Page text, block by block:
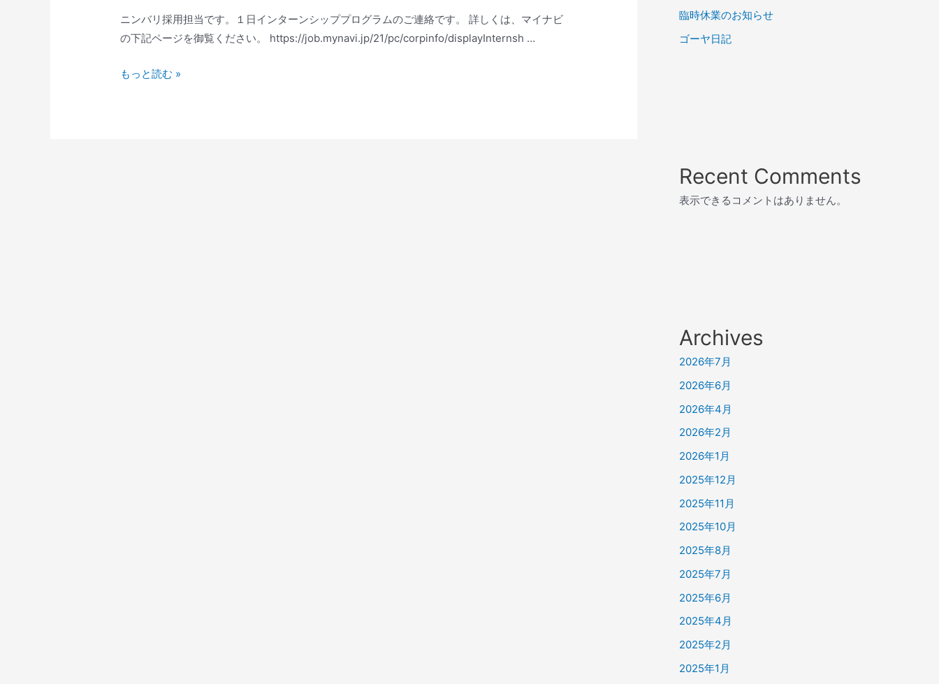
ニンバリ採用担当です。１日インターンシッププログラムのご連絡です。 詳しくは、マイナビ
の下記ページを御覧ください。 https://job.mynavi.jp/21/pc/corpinfo/displayInternsh …
もっと読む »
臨時休業のお知らせ
ゴーヤ日記
Recent Comments
表示できるコメントはありません。
Archives
2026年7月
2026年6月
2026年4月
2026年2月
2026年1月
2025年12月
2025年11月
2025年10月
2025年8月
2025年7月
2025年6月
2025年4月
2025年2月
2025年1月